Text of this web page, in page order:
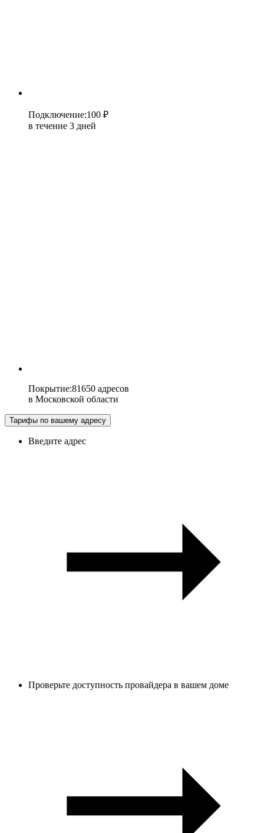
Подключение:100 ₽
в течение 3 дней
Покрытие:81650 адресов
в Московской области
Тарифы по вашему адресу
Введите адрес
Проверьте доступность провайдера в вашем доме